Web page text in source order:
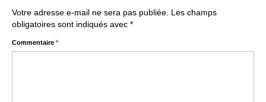
Votre adresse e-mail ne sera pas publiée. Les champs
obligatoires sont indiqués avec *
Commentaire *